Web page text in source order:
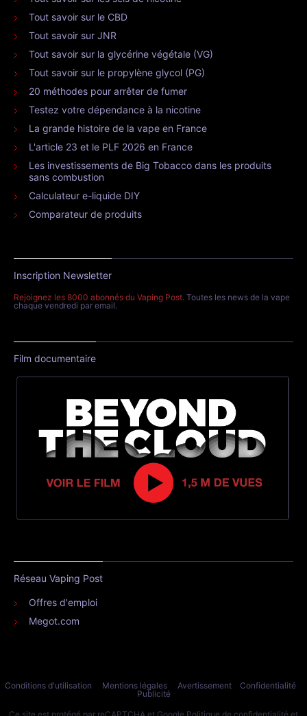
Tout savoir sur le CBD
Tout savoir sur JNR
Tout savoir sur la glycérine végétale (VG)
Tout savoir sur le propylène glycol (PG)
20 méthodes pour arrêter de fumer
Testez votre dépendance à la nicotine
La grande histoire de la vape en France
L'article 23 et le PLF 2026 en France
Les investissements de Big Tobacco dans les produits
sans combustion
Calculateur e-liquide DIY
Comparateur de produits
Inscription Newsletter
Rejoignez les 8000 abonnés du Vaping Post. Toutes les news de la vape
chaque vendredi par email.
Film documentaire
Réseau Vaping Post
Offres d'emploi
Megot.com
Conditions d'utilisation Mentions légales Avertissement
Confidentialité
Publicité